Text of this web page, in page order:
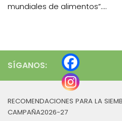
mundiales de alimentos”....
SÍGANOS:
RECOMENDACIONES PARA LA
CAMPAÑA2026-27